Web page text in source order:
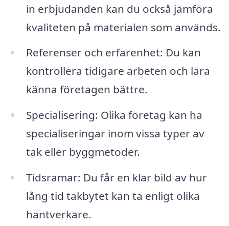
in erbjudanden kan du också jämföra
kvaliteten på materialen som används.
Referenser och erfarenhet: Du kan
kontrollera tidigare arbeten och lära
känna företagen bättre.
Specialisering: Olika företag kan ha
specialiseringar inom vissa typer av
tak eller byggmetoder.
Tidsramar: Du får en klar bild av hur
lång tid takbytet kan ta enligt olika
hantverkare.